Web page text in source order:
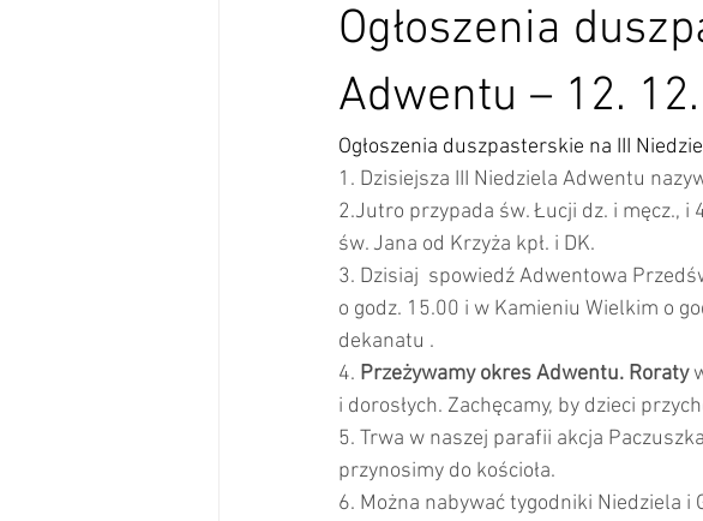
Ogłoszenia
Adwentu – 12.
Ogłoszenia duszpasterskie na III
1. Dzisiejsza III Niedziela Adwentu
2.Jutro przypada św. Łucji dz. i męcz.,
św. Jana od Krzyża kpł. i DK.
3. Dzisiaj  spowiedź Adwentowa
o godz. 15.00 i w Kamieniu Wielkim o
dekanatu .
4. Przeżywamy okres Adwentu. Roraty
i dorosłych. Zachęcamy, by dzieci
5. Trwa w naszej parafii akcja
przynosimy do kościoła.
6. Można nabywać tygodniki Niedziela i